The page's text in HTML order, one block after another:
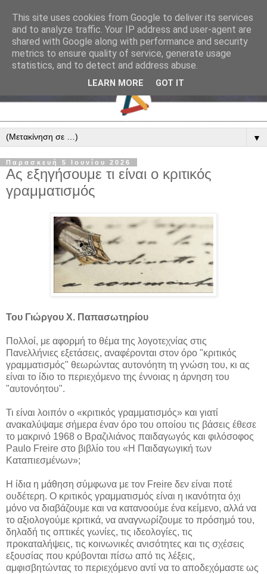
▼
Παρασκευή 5 Ιουνίου 2026
Ας εξηγήσουμε τι είναι ο κριτικός
γραμματισμός
Του Γιώργου X. Παπασωτηρίου
Πολλοί, με αφορμή το θέμα της λογοτεχνίας στις
Πανελλήνιες εξετάσεις, αναφέρονται στον όρο "κριτικός
γραμματισμός" θεωρώντας αυτονόητη τη γνώση του, κι ας
είναι το ίδιο το περιεχόμενο της έννοιας η άρνηση του
"αυτονόητου".
Τι είναι λοιπόν ο «κριτικός γραμματισμός» και γιατί
ανακαλύψαμε σήμερα έναν όρο του οποίου τις βάσεις έθεσε
το μακρινό 1968 ο Βραζιλιάνος παιδαγωγός και φιλόσοφος
Paulo Freire στο βιβλίο του «Η Παιδαγωγική των
Καταπιεσμένων»;
Η ίδια η μάθηση σύμφωνα με τον Freire δεν είναι ποτέ
ουδέτερη. Ο κριτικός γραμματισμός είναι η ικανότητα όχι
μόνο να διαβάζουμε και να κατανοούμε ένα κείμενο, αλλά να
το αξιολογούμε κριτικά, να αναγνωρίζουμε το πρόσημό του,
δηλαδή τις οπτικές γωνίες, τις ιδεολογίες, τις
προκαταλήψεις, τις κοινωνικές ανισότητες και τις σχέσεις
εξουσίας που κρύβονται πίσω από τις λέξεις,
αμφισβητώντας το περιεχόμενο αντί να το αποδεχόμαστε ως
This site uses cookies from Google to deliver its services
and to analyze traffic. Your IP address and user-agent are
shared with Google along with performance and security
metrics to ensure quality of service, generate usage
statistics, and to detect and address abuse.
LEARN MORE GOT IT